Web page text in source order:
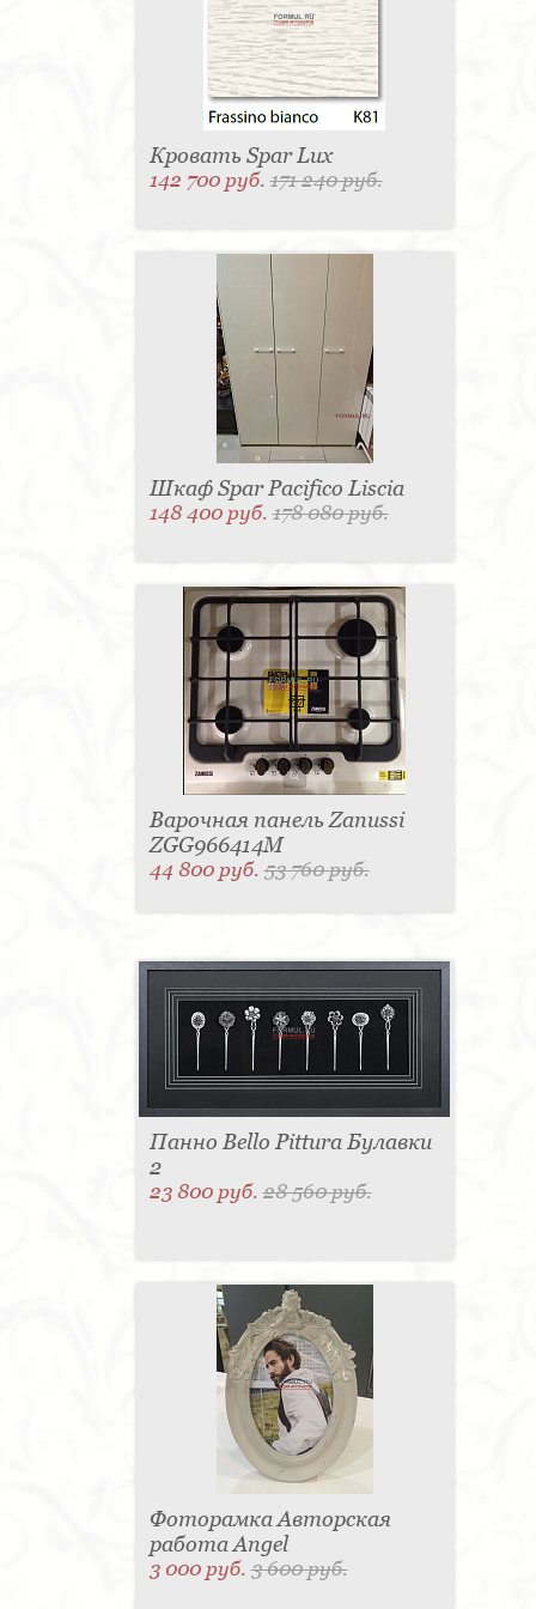
Панель настенная для TV - 4
Кассетница - 3 Держатель для
туалетной бумаги - 3Поднос - 3
Пантограф - 3Мыльница - 3Раковина - 3
Кухня - 2Стиральная машина - 2
Туалетный столик - 2Тумба - 2
Карниз для штор - 2
Газетница - 2
Крючок - 2Полотенцесушитель - 2
Розетка - 2Игрушка - 1Игрушка - 1
ресепшен - 1
Морозильная камера - 1
Выдвижная система - 1
Игрушка - 1 Игрушка - 1
Держатель для одежды - 1
Бутылочница - 1
Ширма - 1
Микроволновая печь - 1 Кондиционер - 1
Душевая кабина - 1
Буфет - 1
Игрушка - 1
Игрушка - 1
Игрушка - 1
Игрушка - 1
Подогреватель посуды - 1
Игрушка - 1
Кровать Spar Lux
142 700 руб.171 240 руб.
Шкаф Spar Pacifico Liscia
148 400 руб.178 080 руб.
Варочная панель Zanussi
ZGG966414M
44 800 руб.53 760 руб.
Панно Bello Pittura Булавки
2
23 800 руб.28 560 руб.
Фоторамка Авторская
работа Angel
3 000 руб.3 600 руб.